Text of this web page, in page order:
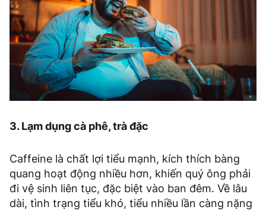
3. Lạm dụng cà phê, trà đặc
Caffeine là chất lợi tiểu mạnh, kích thích bàng
quang hoạt động nhiều hơn, khiến quý ông phải
đi vệ sinh liên tục, đặc biệt vào ban đêm. Về lâu
dài, tình trạng tiểu khó, tiểu nhiều lần càng nặng